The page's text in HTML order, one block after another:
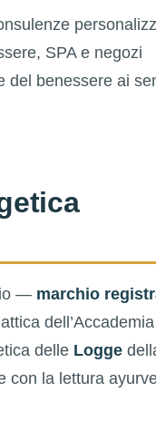
SPA e negozi
del benessere ai
— marchio
dell’Accademia
delle Logge
con la lettura